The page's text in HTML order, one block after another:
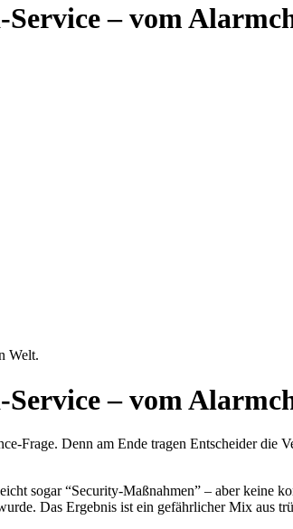
– vom
Welt.
– vom
Frage. Denn am Ende tragen Entscheider
sogar “Security-Maßnahmen” – aber keine
Das Ergebnis ist ein gefährlicher Mix aus